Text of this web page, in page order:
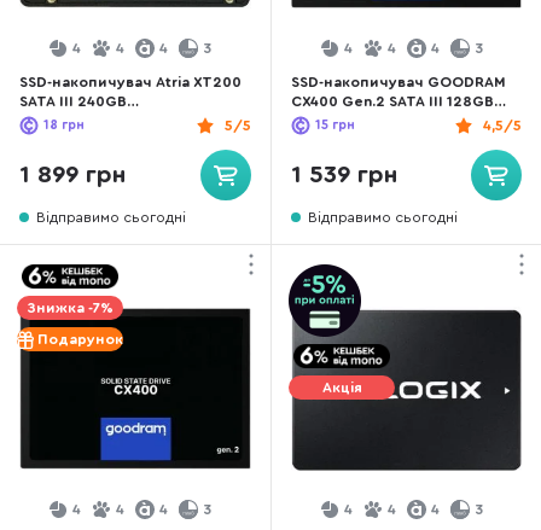
4 4 4 3
SSD-накопичувач Atria XT200
SATA III 240GB
(ATSATXT200/240)
5/5
18 грн
1 899 грн
Відправимо сьогодні
4 4 4 3
SSD-накопичувач GOODRAM
CX400 Gen.2 SATA III 128GB
(SSDPR-CX400-128-G2)
4,5/5
15 грн
1 539 грн
Відправимо сьогодні
Знижка -7%
Подарунок
4 4 4 3
Акція
4 4 4 3